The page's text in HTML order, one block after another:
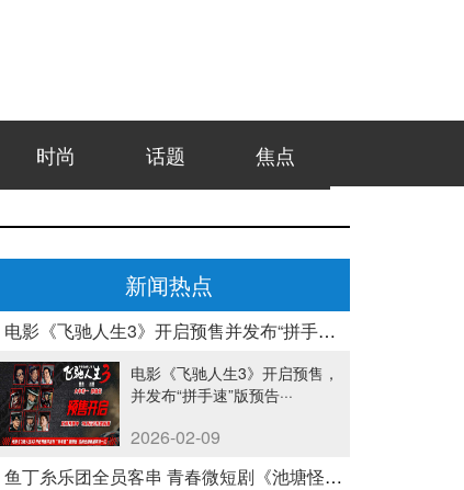
时尚 话题 焦点
新闻热点
电影《飞驰人生3》开启预售并发布“拼手速”版预告 ···
电影《飞驰人生3》开启预售，
并发布“拼手速”版预告···
2026-02-09
鱼丁糸乐团全员客串 青春微短剧《池塘怪谈》今日正式···